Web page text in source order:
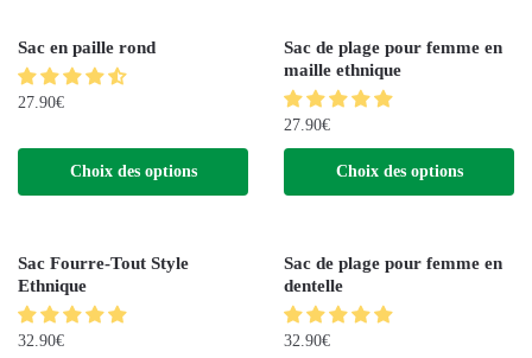
Sac en paille rond
27.90€
Choix des options
Sac de plage pour femme en
maille ethnique
27.90€
Choix des options
Sac Fourre-Tout Style
Ethnique
32.90€
Sac de plage pour femme en
dentelle
32.90€